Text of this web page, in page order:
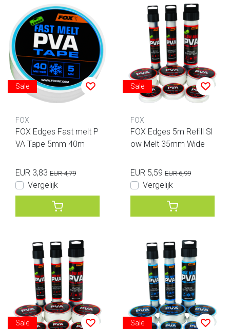
Sale
FOX
FOX Edges Fast melt P
VA Tape 5mm 40m
EUR 3,83 EUR 4,79
Vergelijk
Sale
FOX
FOX Edges 5m Refill Sl
ow Melt 35mm Wide
EUR 5,59 EUR 6,99
Vergelijk
Sale Sale